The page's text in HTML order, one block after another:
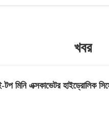
খবর
টপ মিনি এক্সকাভেটর হাইড্রোলিক